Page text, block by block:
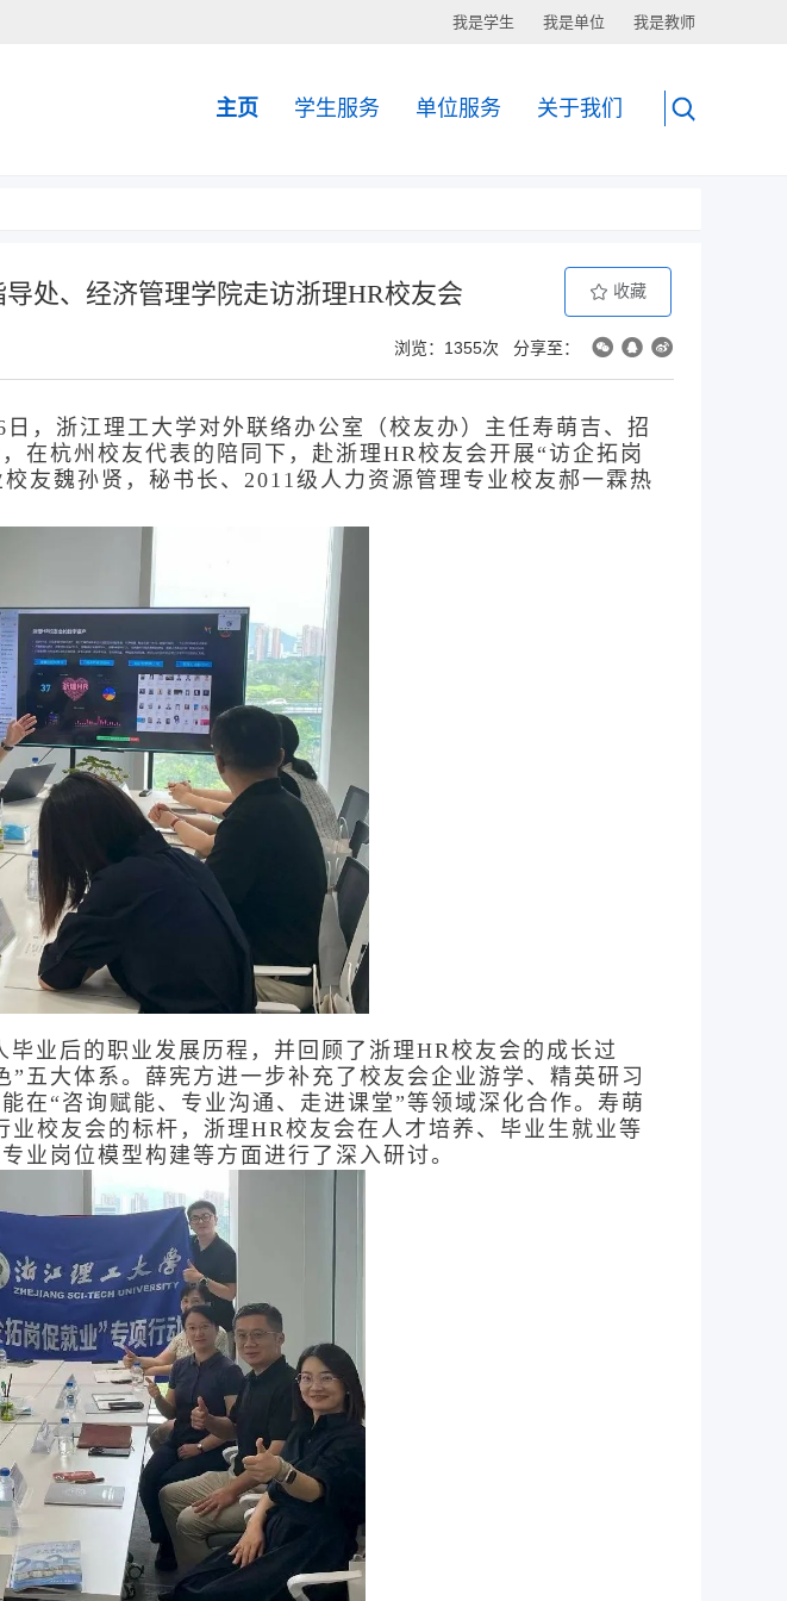
我是学生 我是单位 我是教师
主页 学生服务 单位服务 关于我们
处、经济管理学院走访浙理HR校友会 收藏
浏览：1355次 分享至：
，浙江理工大学对外联络办公室（校友办）主任寿萌吉、招
在杭州校友代表的陪同下，赴浙理HR校友会开展“访企拓岗
友魏孙贤，秘书长、2011级人力资源管理专业校友郝一霖热
业后的职业发展历程，并回顾了浙理HR校友会的成长过
五大体系。薛宪方进一步补充了校友会企业游学、精英研习
在“咨询赋能、专业沟通、走进课堂”等领域深化合作。寿萌
校友会的标杆，浙理HR校友会在人才培养、毕业生就业等
业岗位模型构建等方面进行了深入研讨。